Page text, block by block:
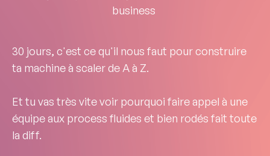
business
30 jours, c'est ce qu'il nous faut pour construire
ta machine à scalerde A à Z.
Et tu vas très vite voir pourquoi faire appel à une
équipe aux process fluides et bien rodés fait toute
la diff.